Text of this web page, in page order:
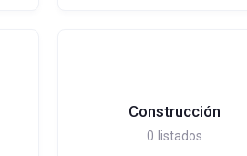
Construcción
0 listados